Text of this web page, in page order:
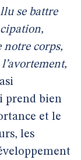
se battre
corps,
prend bien
et le
les